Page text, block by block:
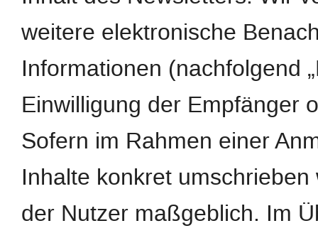
weitere elektronische
Informationen (nachfolgend
Einwilligung der Empfänger
Sofern im Rahmen einer
Inhalte konkret
der Nutzer maßgeblich. Im